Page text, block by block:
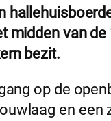
midden van
bezit.
op de
en